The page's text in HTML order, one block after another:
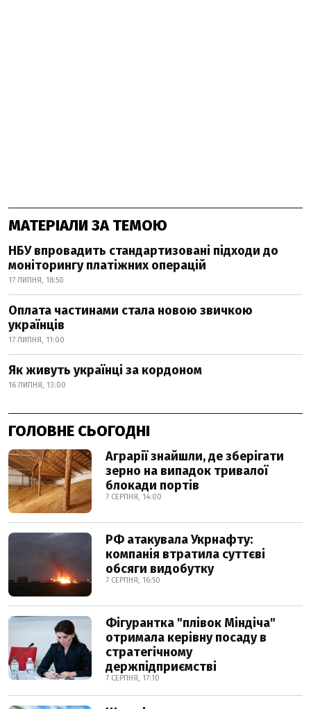
МАТЕРІАЛИ ЗА ТЕМОЮ
НБУ впровадить стандартизовані підходи до
моніторингу платіжних операцій
17 ЛИПНЯ, 18:50
Оплата частинами стала новою звичкою
українців
17 ЛИПНЯ, 11:00
Як живуть українці за кордоном
16 ЛИПНЯ, 13:00
ГОЛОВНЕ СЬОГОДНІ
Аграрії знайшли, де зберігати
зерно на випадок тривалої
блокади портів
7 СЕРПНЯ, 14:00
РФ атакувала Укрнафту:
компанія втратила суттєві
обсяги видобутку
7 СЕРПНЯ, 16:50
Фігурантка "плівок Міндіча"
отримала керівну посаду в
стратегічному
держпідприємстві
7 СЕРПНЯ, 17:10